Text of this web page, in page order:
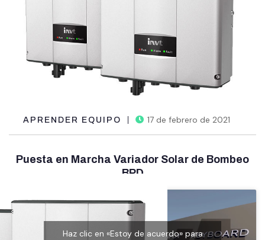
APRENDER EQUIPO 17 de febrero de 2021
Puesta en Marcha Variador Solar de Bombeo
BPD
Haz clic en «Estoy de acuerdo» para